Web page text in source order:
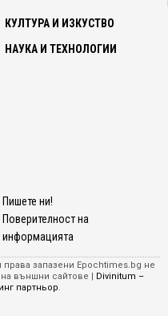
КУЛТУРА И ИЗКУСТВО
НАУКА И ТЕХНОЛОГИИ
Пишете ни!
Поверителност на
информацията
запазени Epochtimes.bg не
външни сайтове |
Divinitum –
партньор.